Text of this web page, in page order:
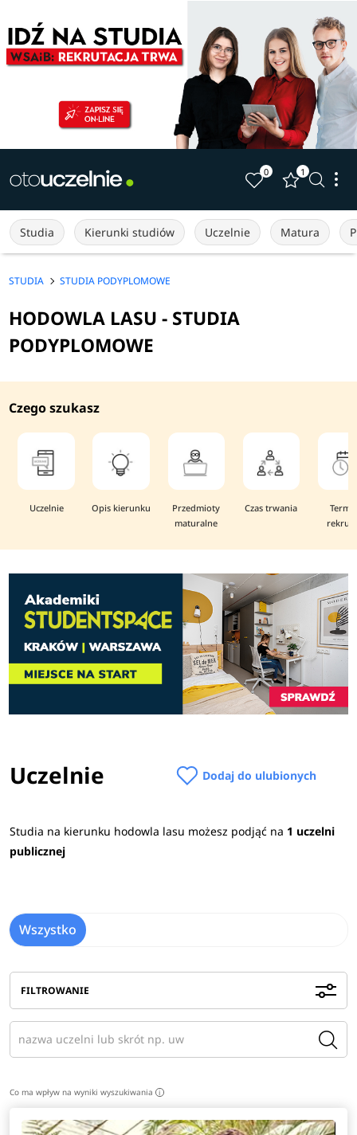
0 1
Studia Kierunki studiów Uczelnie Matura
STUDIA STUDIA PODYPLOMOWE
HODOWLA LASU - STUDIA
PODYPLOMOWE
Czego szukasz
Uczelnie Opis kierunku
Przedmioty
maturalne
Czas trwania
Uczelnie Dodaj do ulubionych
Studia na kierunku hodowla lasu możesz podjąć na 1 uczelni
publicznej
Wszystko
FILTROWANIE
Co ma wpływ na wyniki wyszukiwania i